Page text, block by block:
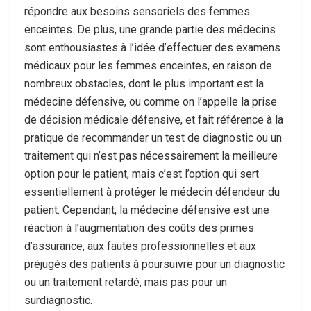
répondre aux besoins sensoriels des femmes
enceintes. De plus, une grande partie des médecins
sont enthousiastes à l’idée d’effectuer des examens
médicaux pour les femmes enceintes, en raison de
nombreux obstacles, dont le plus important est la
médecine défensive, ou comme on l’appelle la prise
de décision médicale défensive, et fait référence à la
pratique de recommander un test de diagnostic ou un
traitement qui n’est pas nécessairement la meilleure
option pour le patient, mais c’est l’option qui sert
essentiellement à protéger le médecin défendeur du
patient. Cependant, la médecine défensive est une
réaction à l’augmentation des coûts des primes
d’assurance, aux fautes professionnelles et aux
préjugés des patients à poursuivre pour un diagnostic
ou un traitement retardé, mais pas pour un
surdiagnostic.